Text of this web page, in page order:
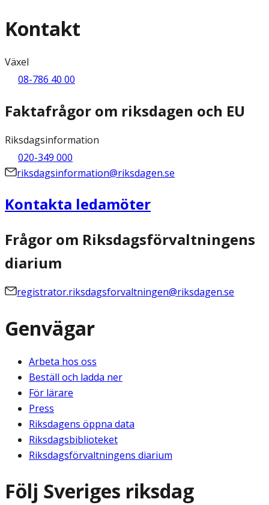
Kontakt
Växel
08-786 40 00
Faktafrågor om riksdagen och EU
Riksdagsinformation
020-349 000
riksdagsinformation@riksdagen.se
Kontakta ledamöter
Frågor om Riksdagsförvaltningens
diarium
registrator.riksdagsforvaltningen@riksdagen.se
Genvägar
Arbeta hos oss
Beställ och ladda ner
För lärare
Press
Riksdagens öppna data
Riksdagsbiblioteket
Riksdagsförvaltningens diarium
Följ Sveriges riksdag